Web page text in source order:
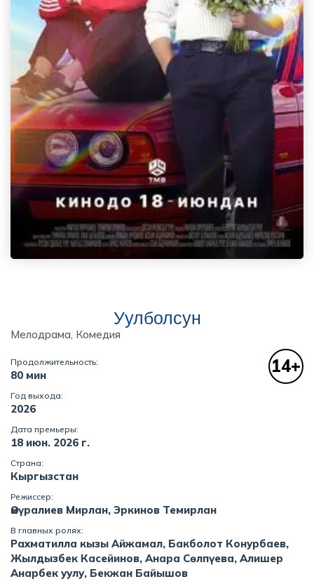
Уулболсун
Мелодрама, Комедия
14+
Продолжительность:
80 мин
Год выхода:
2026
Дата премьеры:
18 июн. 2026 г.
Страна:
Кыргызстан
Режиссер:
Өмүралиев Мирлан, Эркинов Темирлан
В главных ролях:
Рахматилла кызы Айжамал, Бакболот Конурбаев,
Жылдызбек Касейинов, Анара Сөлпүева, Алишер
Анарбек уулу, Бекжан Байышов